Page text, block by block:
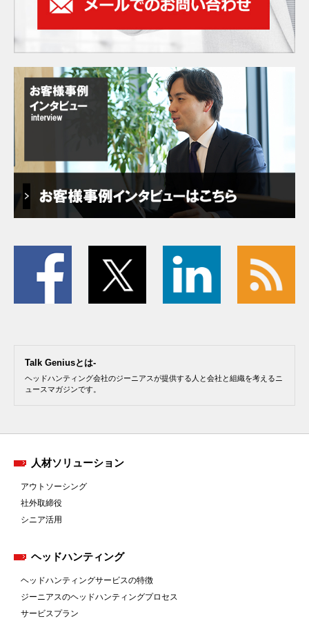
Talk Geniusとは-
ヘッドハンティング会社のジーニアスが提供する人と会社と組織を考えるニ
ュースマガジンです。
人材ソリューション
アウトソーシング
社外取締役
シニア活用
ヘッドハンティング
ヘッドハンティングサービスの特徴
ジーニアスのヘッドハンティングプロセス
サービスプラン